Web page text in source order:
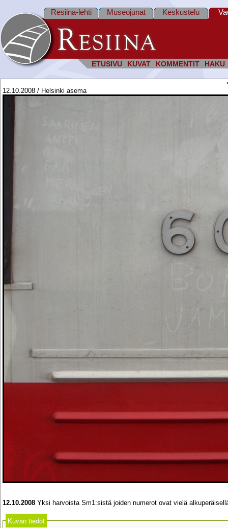
ETUSIVU KUVAT KOMMENTIT HAKU
Resiina-lehti Museojunat Keskustelu
12.10.2008 / Helsinki asema
12.10.2008 Yksi harvoista Sm1:sistä joiden numerot ovat vielä
Kuvan tiedot